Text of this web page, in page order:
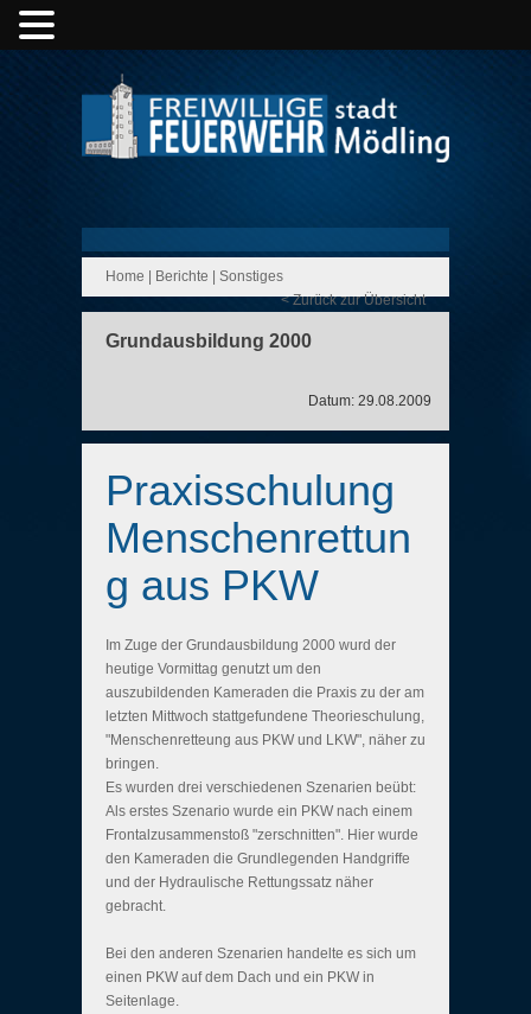
Home Berichte
Sonstiges
< Zurück zur Übersicht
Grundausbildung 2000
Datum: 29.08.2009
Praxisschulung
Menschenrettun
g aus PKW
Im Zuge der Grundausbildung 2000 wurd der
heutige Vormittag genutzt um den
auszubildenden Kameraden die Praxis zu der am
letzten Mittwoch stattgefundene Theorieschulung,
"Menschenretteung aus PKW und LKW", näher zu
bringen.
Es wurden drei verschiedenen Szenarien beübt:
Als erstes Szenario wurde ein PKW nach einem
Frontalzusammenstoß "zerschnitten". Hier wurde
den Kameraden die Grundlegenden Handgriffe
und der Hydraulische Rettungssatz näher
gebracht.
Bei den anderen Szenarien handelte es sich um
einen PKW auf dem Dach und ein PKW in
Seitenlage.